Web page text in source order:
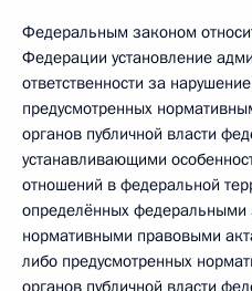
Федеральным законом
Федерации установление
ответственности за
предусмотренных
органов публичной власти
устанавливающими
отношений в федеральной
определённых
нормативными правовыми
либо предусмотренных
органов публичной власти